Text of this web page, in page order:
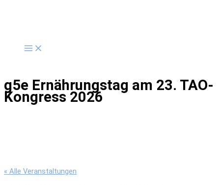
g5e Ernährungstag am 23. TAO-
Kongress 2026
« Alle Veranstaltungen